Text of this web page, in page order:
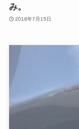
み。
2018年7月15日